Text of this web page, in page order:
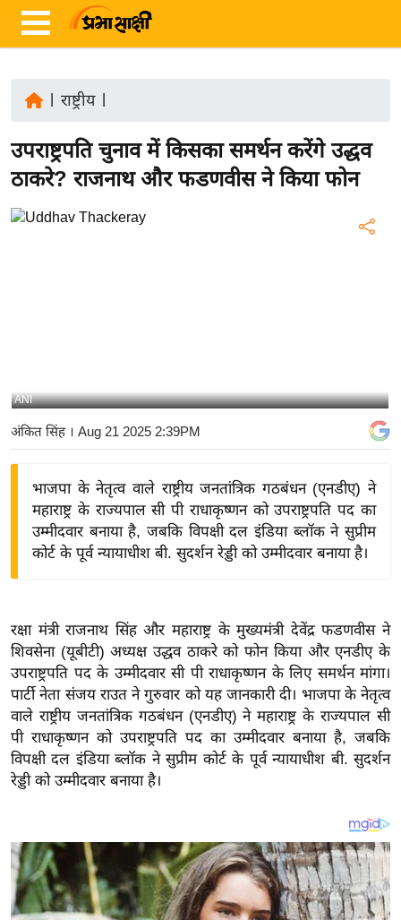
ज़ा
ख
र
ष्ट्री
य
बि
ग
त
वि
शे
ष
ज्ञ
रा
ज
ट
खे
राष्ट्रीय|
उपराष्ट्रपति चुनाव में किसका समर्थन करेंगे उद्धव
ठाकरे? राजनाथ और फडणवीस ने किया फोन
ANI
अंकित सिंह। Aug 21 2025 2:39PM
भाजपा के नेतृत्व वाले राष्ट्रीय जनतांत्रिक गठबंधन (एनडीए) ने
महाराष्ट्र के राज्यपाल सी पी राधाकृष्णन को उपराष्ट्रपति पद का
उम्मीदवार बनाया है, जबकि विपक्षी दल इंडिया ब्लॉक ने सुप्रीम
कोर्ट के पूर्व न्यायाधीश बी. सुदर्शन रेड्डी को उम्मीदवार बनाया है।
रक्षा मंत्री राजनाथ सिंह और महाराष्ट्र के मुख्यमंत्री देवेंद्र फडणवीस ने
शिवसेना (यूबीटी) अध्यक्ष उद्धव ठाकरे को फोन किया और एनडीए के
उपराष्ट्रपति पद के उम्मीदवार सी पी राधाकृष्णन के लिए समर्थन मांगा।
पार्टी नेता संजय राउत ने गुरुवार को यह जानकारी दी। भाजपा के नेतृत्व
वाले राष्ट्रीय जनतांत्रिक गठबंधन (एनडीए) ने महाराष्ट्र के राज्यपाल सी
पी राधाकृष्णन को उपराष्ट्रपति पद का उम्मीदवार बनाया है, जबकि
विपक्षी दल इंडिया ब्लॉक ने सुप्रीम कोर्ट के पूर्व न्यायाधीश बी. सुदर्शन
रेड्डी को उम्मीदवार बनाया है।